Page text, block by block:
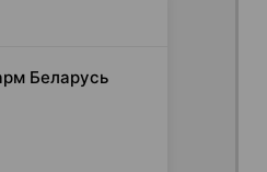
Беларусь